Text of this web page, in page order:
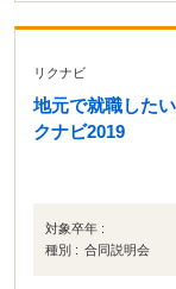
リクナビ
地元で就職した
クナビ2019
対象卒年 :
種別 : 合同説明会